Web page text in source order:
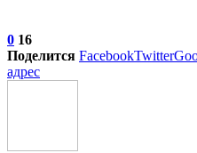
0 16
Поделится FacebookTwitter
адрес